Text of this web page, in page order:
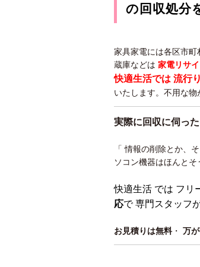
の回収処分
家具家電には各区市
蔵庫などは 家電リサ
快適生活では 流行
いたします。不用な物
実際に回収に伺っ
「 情報の削除とか、
ソコン機器はほんとそ
快適生活 では フリ
応で 専門スタッフ
お見積りは無料・ 万